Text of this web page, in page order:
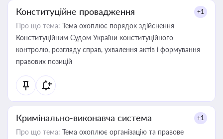
Конституційне провадження +1
Про що тема: Тема охоплює порядок здійснення
Конституційним Судом України конституційного
контролю, розгляду справ, ухвалення актів і формування
правових позицій
Кримінально-виконавча система +1
Про що тема: Тема охоплює організацію та правове